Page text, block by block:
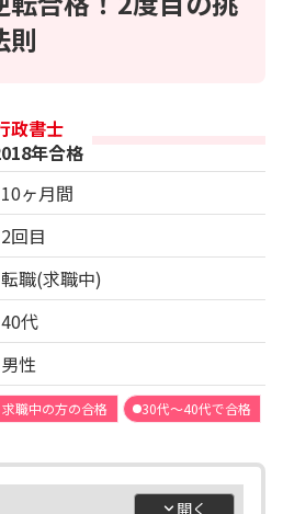
則
政書士
年合格
10ヶ月間
2回目
転職(求職中)
40代
男性
職中の方の合格 30代～40代で合格